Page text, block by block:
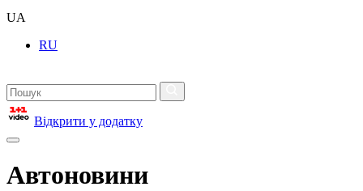
UA
RU
Відкрити у додатку
Автоновини